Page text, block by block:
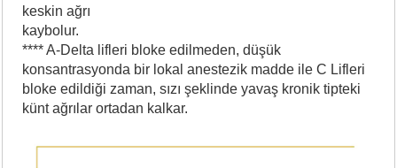
keskin ağrı
kaybolur.
**** A-Delta lifleri bloke edilmeden, düşük
konsantrasyonda bir lokal anestezik madde ile C Lifleri
bloke edildiği zaman, sızı şeklinde yavaş kronik tipteki
künt ağrılar ortadan kalkar.